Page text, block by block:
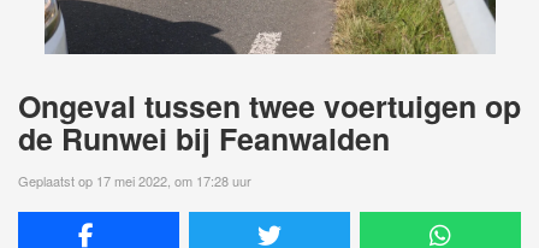
Ongeval tussen twee voertuigen op
de Runwei bij Feanwalden
Geplaatst op 17 mei 2022, om 17:28 uur